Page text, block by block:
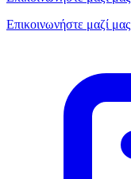
Επικοινωνήστε μαζί μας